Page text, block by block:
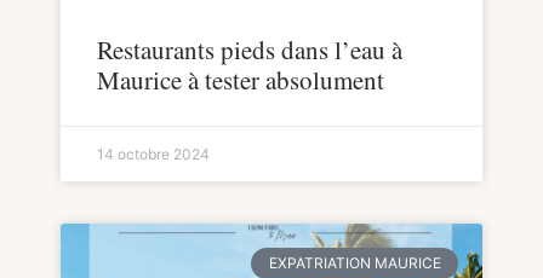
Restaurants pieds dans l’eau à
Maurice à tester absolument
14 octobre 2024
EXPATRIATION MAURICE